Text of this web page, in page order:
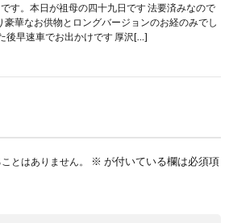
す。本日が祖母の四十九日です 法要済みなので
豪華なお供物とロングバージョンのお経のみでし
後早速車でお出かけです 厚沢[…]
とはありません。 ※ が付いている欄は必須項